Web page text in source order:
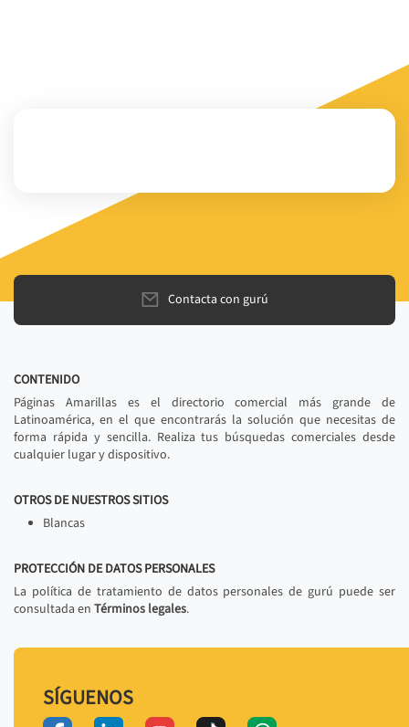
Contacta con gurú
CONTENIDO
Páginas Amarillas es el directorio comercial más grande de
Latinoamérica, en el que encontrarás la solución que necesitas de
forma rápida y sencilla. Realiza tus búsquedas comerciales desde
cualquier lugar y dispositivo.
OTROS DE NUESTROS SITIOS
Blancas
PROTECCIÓN DE DATOS PERSONALES
La política de tratamiento de datos personales de gurú puede ser
consultada en Términos legales.
SÍGUENOS